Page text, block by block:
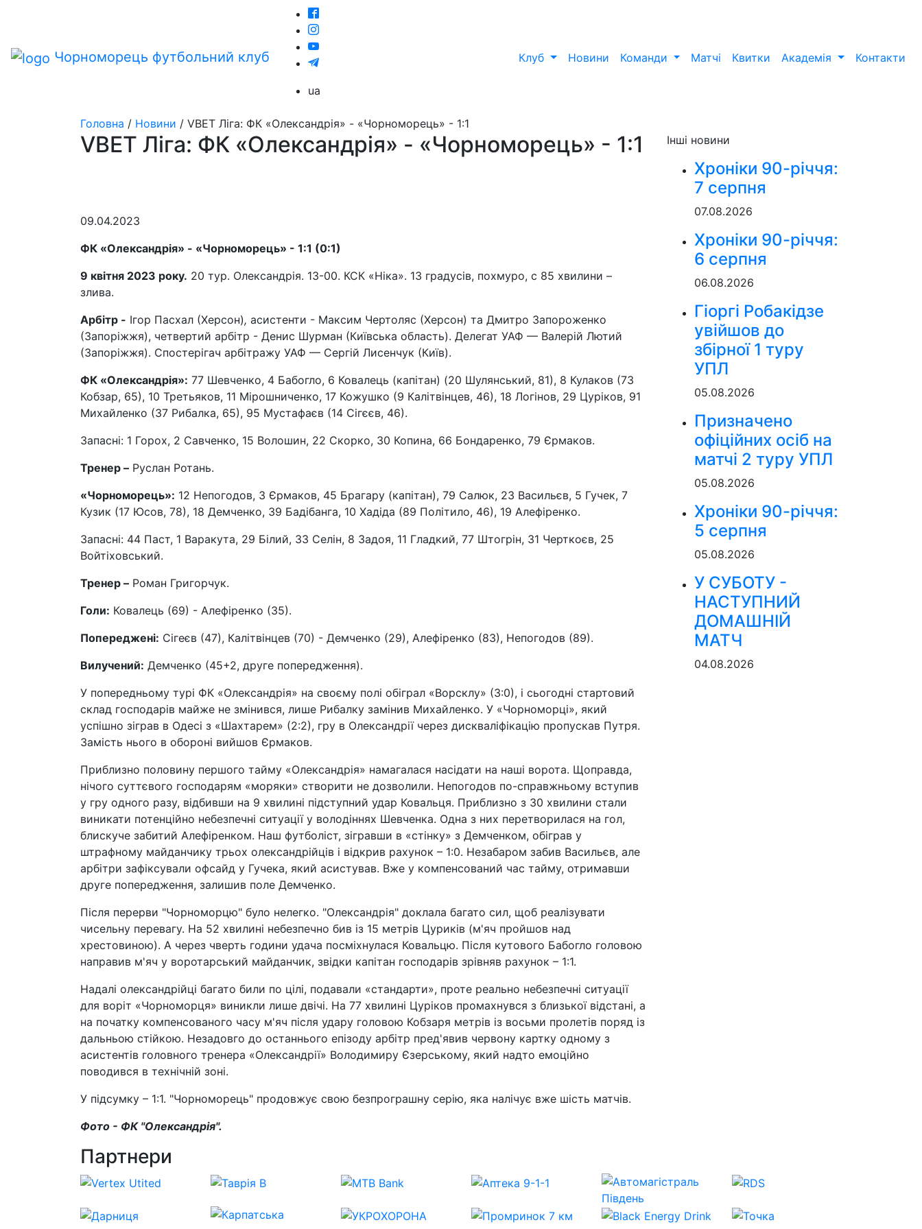
Чорноморець футбольний клуб
ua
Клуб Новини Команди Матчі Квитки Академія Контакти
Головна / Новини / VBET Ліга: ФК «Олександрія» - «Чорноморець» - 1:1
VBET Ліга: ФК «Олександрія» - «Чорноморець» - 1:1
09.04.2023
ФК «Олександрія» - «Чорноморець» - 1:1 (0:1)
9 квітня 2023 року. 20 тур. Олександрія. 13-00. КСК «Ніка». 13 градусів, похмуро, с 85 хвилини –
злива.
Арбітр - Ігор Пасхал (Херсон), асистенти - Максим Чертоляс (Херсон) та Дмитро Запороженко
(Запоріжжя), четвертий арбітр - Денис Шурман (Київська область). Делегат УАФ — Валерій Лютий
(Запоріжжя). Спостерігач арбітражу УАФ — Сергій Лисенчук (Київ).
ФК «Олександрія»: 77 Шевченко, 4 Бабогло, 6 Ковалець (капітан) (20 Шулянський, 81), 8 Кулаков (73
Кобзар, 65), 10 Третьяков, 11 Мірошниченко, 17 Кожушко (9 Калітвінцев, 46), 18 Логінов, 29 Цуріков, 91
Михайленко (37 Рибалка, 65), 95 Мустафаєв (14 Сігєєв, 46).
Запасні: 1 Горох, 2 Савченко, 15 Волошин, 22 Скорко, 30 Копина, 66 Бондаренко, 79 Єрмаков.
Тренер – Руслан Ротань.
«Чорноморець»: 12 Непогодов, 3 Єрмаков, 45 Брагару (капітан), 79 Салюк, 23 Васильєв, 5 Гучек, 7
Кузик (17 Юсов, 78), 18 Демченко, 39 Бадібанга, 10 Хадіда (89 Політило, 46), 19 Алефіренко.
Запасні: 44 Паст, 1 Варакута, 29 Білий, 33 Селін, 8 Задоя, 11 Гладкий, 77 Штогрін, 31 Черткоєв, 25
Войтіховський.
Тренер – Роман Григорчук.
Голи: Ковалець (69) - Алефіренко (35).
Попереджені: Сігеєв (47), Калітвінцев (70) - Демченко (29), Алефіренко (83), Непогодов (89).
Вилучений: Демченко (45+2, друге попередження).
У попередньому турі ФК «Олександрія» на своєму полі обіграл «Ворсклу» (3:0), і сьогодні стартовий
склад господарів майже не змінився, лише Рибалку замінив Михайленко. У «Чорноморці», який
успішно зіграв в Одесі з «Шахтарем» (2:2), гру в Олександрії через дискваліфікацію пропускав Путря.
Замість нього в обороні вийшов Єрмаков.
Приблизно половину першого тайму «Олександрія» намагалася насідати на наші ворота. Щоправда,
нічого суттєвого господарям «моряки» створити не дозволили. Непогодов по-справжньому вступив
у гру одного разу, відбивши на 9 хвилині підступний удар Ковальця. Приблизно з 30 хвилини стали
виникати потенційно небезпечні ситуації у володіннях Шевченка. Одна з них перетворилася на гол,
блискуче забитий Алефіренком. Наш футболіст, зігравши в «стінку» з Демченком, обіграв у
штрафному майданчику трьох олександрійців і відкрив рахунок – 1:0. Незабаром забив Васильєв, але
арбітри зафіксували офсайд у Гучека, який асистував. Вже у компенсований час тайму, отримавши
друге попередження, залишив поле Демченко.
Після перерви "Чорноморцю" було нелегко. "Олександрія" доклала багато сил, щоб реалізувати
чисельну перевагу. На 52 хвилині небезпечно бив із 15 метрів Цуриків (м'яч пройшов над
хрестовиною). А через чверть години удача посміхнулася Ковальцю. Після кутового Бабогло головою
направив м'яч у воротарський майданчик, звідки капітан господарів зрівняв рахунок – 1:1.
Надалі олександрійці багато били по цілі, подавали «стандарти», проте реально небезпечні ситуації
для воріт «Чорноморця» виникли лише двічі. На 77 хвилині Цуріков промахнувся з близької відстані, а
на початку компенсованого часу м'яч після удару головою Кобзаря метрів із восьми пролетів поряд із
дальньою стійкою. Незадовго до останнього епізоду арбітр пред'явив червону картку одному з
асистентів головного тренера «Олександрії» Володимиру Єзерському, який надто емоційно
поводився в технічній зоні.
У підсумку – 1:1. "Чорноморець" продовжує свою безпрограшну серію, яка налічує вже шість матчів.
Фото - ФК "Олександрія".
Інші новини
Хроніки 90-річчя:
7 серпня
07.08.2026
Хроніки 90-річчя:
6 серпня
06.08.2026
Гіоргі Робакідзе
увійшов до
збірної 1 туру
УПЛ
05.08.2026
Призначено
офіційних осіб на
матчі 2 туру УПЛ
05.08.2026
Хроніки 90-річчя:
5 серпня
05.08.2026
У СУБОТУ -
НАСТУПНИЙ
ДОМАШНІЙ
МАТЧ
04.08.2026
Партнери